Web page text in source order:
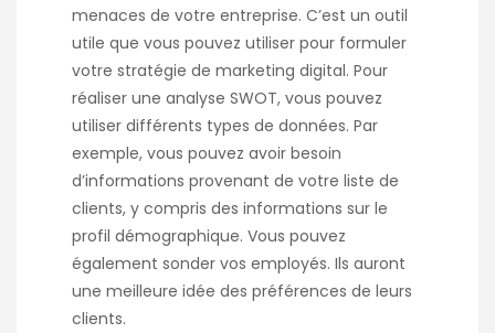
menaces de votre entreprise. C’est un outil
utile que vous pouvez utiliser pour formuler
votre stratégie de marketing digital. Pour
réaliser une analyse SWOT, vous pouvez
utiliser différents types de données. Par
exemple, vous pouvez avoir besoin
d’informations provenant de votre liste de
clients, y compris des informations sur le
profil démographique. Vous pouvez
également sonder vos employés. Ils auront
une meilleure idée des préférences de leurs
clients.